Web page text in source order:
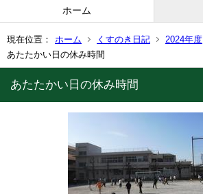
ホーム
現在位置： ホーム くすのき日記
2024年度
あたたかい日の休み時間
あたたかい日の休み時間